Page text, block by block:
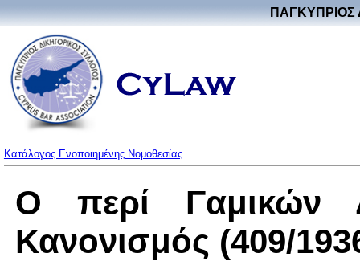
ΠΑΓΚΥΠΡΙΟΣ
Κατάλογος Ενοποιημένης Νομοθεσίας
Ο περί Γαμικών
Κανονισμός (409/